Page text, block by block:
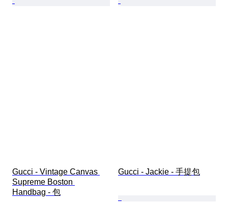
Gucci - Vintage Canvas
Supreme Boston
Handbag - 包
Gucci - Jackie - 手提包